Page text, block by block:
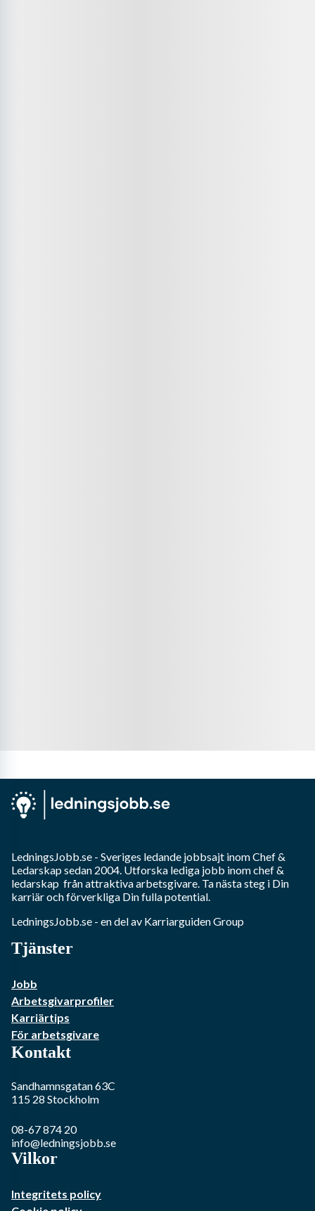
LedningsJobb.se - Sveriges ledande jobbsajt inomChef &
Ledarskapsedan 2004. Utforska lediga jobb inomchef &
ledarskap från attraktiva arbetsgivare. Ta nästa steg i Din
karriär och förverkliga Din fulla potential.
LedningsJobb.se - en del av Karriarguiden Group
Tjänster
Jobb
Arbetsgivarprofiler
Karriärtips
För arbetsgivare
Kontakt
Sandhamnsgatan 63C
115 28 Stockholm
08-67 874 20
info@ledningsjobb.se
Vilkor
Integritets policy